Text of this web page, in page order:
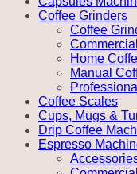
Coffee Grinders
Coffee
Home
Manual
Coffee Scales
Cups, Mugs &
Drip Coffee
Espresso